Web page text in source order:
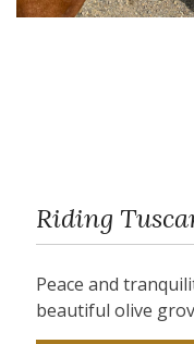
Riding
Peace and
beautiful olive